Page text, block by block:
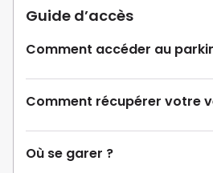
Guide d’accès
Comment accéder au
Comment récupérer votre
Où se garer ?